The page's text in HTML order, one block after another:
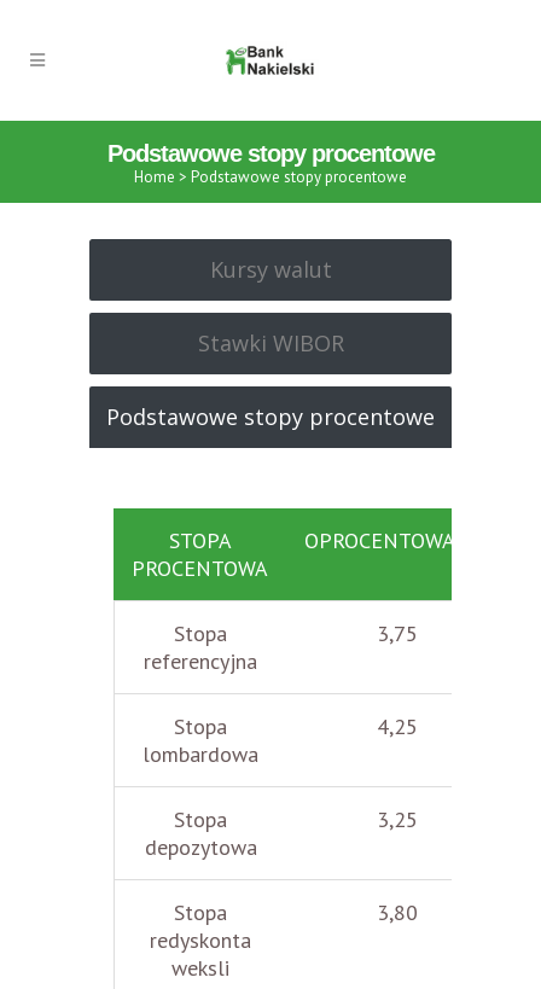
Podstawowe stopy procentowe
Home > Podstawowe stopy procentowe
Kursy walut
Stawki WIBOR
Podstawowe stopy procentowe
STOPA
PROCENTOWA
OPROCENTOWANIE
Stopa
referencyjna
3,75
Stopa
lombardowa
4,25
Stopa
depozytowa
3,25
Stopa
redyskonta
weksli
3,80